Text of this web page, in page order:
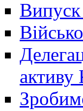
Випуск
активу